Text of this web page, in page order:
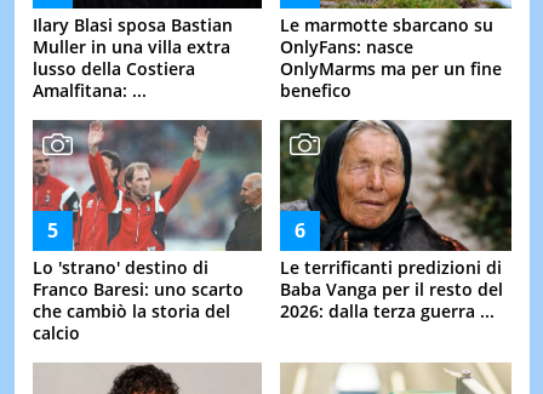
Ilary Blasi sposa Bastian
Muller in una villa extra
lusso della Costiera
Amalfitana: ...
Le marmotte sbarcano su
OnlyFans: nasce
OnlyMarms ma per un fine
benefico
Lo 'strano' destino di
Franco Baresi: uno scarto
che cambiò la storia del
calcio
Le terrificanti predizioni di
Baba Vanga per il resto del
2026: dalla terza guerra ...